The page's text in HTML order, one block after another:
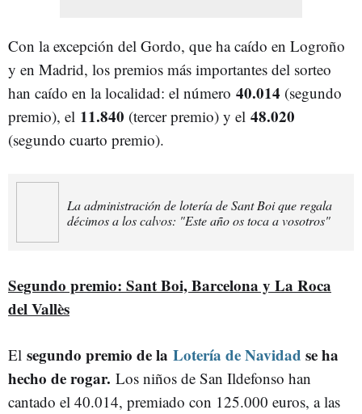
Con la excepción del Gordo, que ha caído en Logroño
y en Madrid, los premios más importantes del sorteo
han caído en la localidad: el número 40.014 (segundo
premio), el 11.840 (tercer premio) y el 48.020
(segundo cuarto premio).
La administración de lotería de Sant Boi que regala
décimos a los calvos: "Este año os toca a vosotros"
Segundo premio: Sant Boi, Barcelona y La Roca
del Vallès
El segundo premio de la Lotería de Navidad se ha
hecho de rogar. Los niños de San Ildefonso han
cantado el 40.014, premiado con 125.000 euros, a las